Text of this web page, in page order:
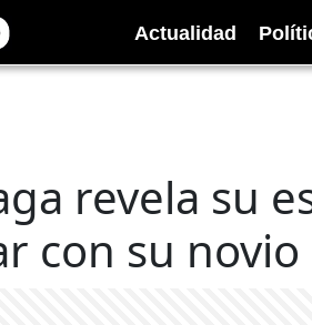
Actualidad
revela su
con su novio